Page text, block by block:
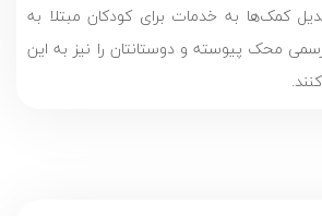
کمک‌ها به خدمات برای کودکان مبتلا به
رسمی محک پیوسته و دوستانتان را نیز به این